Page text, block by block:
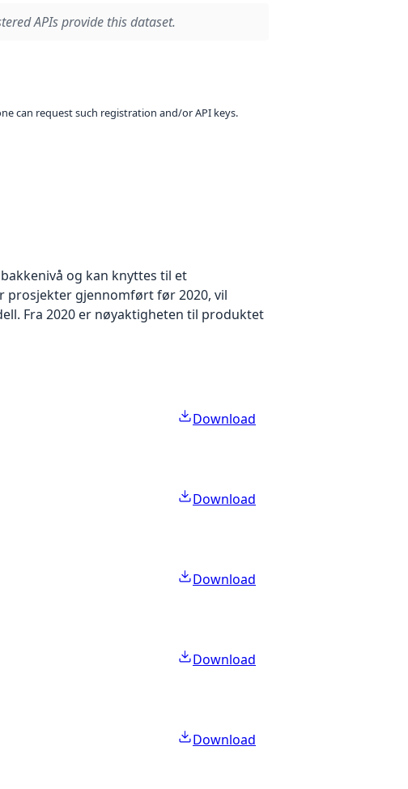
APIs provide this dataset.
can request such registration and/or API keys.
og kan knyttes til et
prosjekter gjennomført før 2020, vil
Fra 2020 er nøyaktigheten til produktet
Download
Download
Download
Download
Download